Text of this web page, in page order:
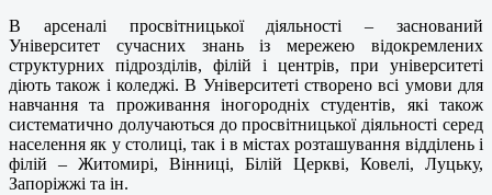
В арсеналі просвітницької діяльності – заснований
Університет сучасних знань із мережею відокремлених
структурних підрозділів, філій і центрів, при університеті
діють також і коледжі. В Університеті створено всі умови для
навчання та проживання іногородніх студентів, які також
систематично долучаються до просвітницької діяльності серед
населення як у столиці, так і в містах розташування відділень і
філій – Житомирі, Вінниці, Білій Церкві, Ковелі, Луцьку,
Запоріжжі та ін.